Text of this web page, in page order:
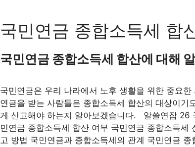
국민연금 종합소득세 합
국민연금 종합소득세 합산에 대해
국민연금은 우리 나라에서 노후 생활을 위한 중요
연금을 받는 사람들은 종합소득세 합산의 대상이기
게 신고해야 하는지 알아보겠습니다. 알쓸연잡
민연금 종합소득세 합산 여부 국민연금 종합소득세
고 방법 국민연금과 종합소득세의 관계 국민연금